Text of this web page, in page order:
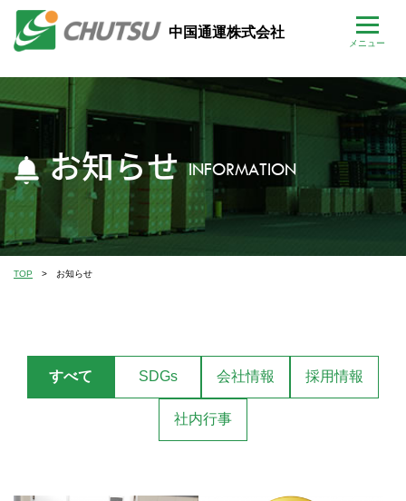
中国通運株式会社
お知らせ INFORMATION
TOP お知らせ
すべて SDGs 会社情報 採用情報
社内行事